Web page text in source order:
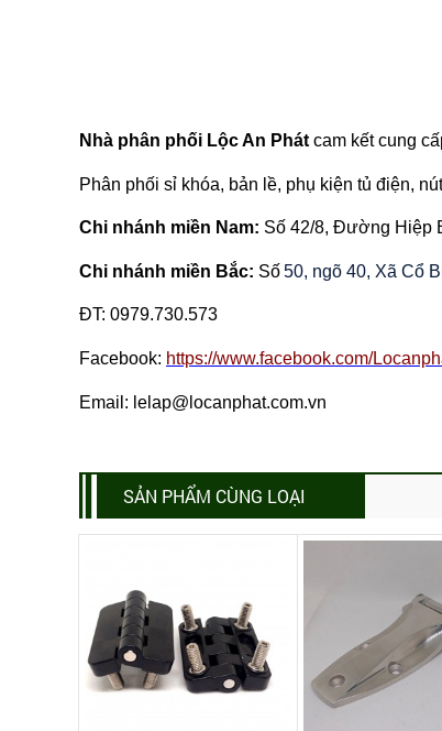
Nhà phân phối Lộc An Phát cam kết cung
Phân phối sỉ khóa, bản lề, phụ kiện tủ điện,
Chi nhánh miền Nam: Số 42/8, Đường Hiệp
Chi nhánh miền Bắc: Số50, ngõ 40, Xã Cổ
ĐT: 0979.730.573
Facebook: https://www.facebook.com/
Email: lelap@locanphat.com.vn
SẢN PHẨM CÙNG LOẠI